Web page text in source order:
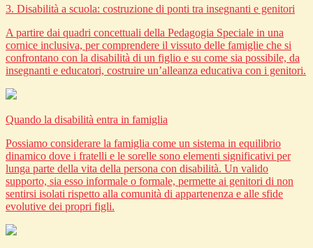
3. Disabilità a scuola: costruzione di ponti tra insegnanti e genitori
A partire dai quadri concettuali della Pedagogia Speciale in una
cornice inclusiva, per comprendere il vissuto delle famiglie che si
confrontano con la disabilità di un figlio e su come sia possibile, da
insegnanti e educatori, costruire un’alleanza educativa con i genitori.
Quando la disabilità entra in famiglia
Possiamo considerare la famiglia come un sistema in equilibrio
dinamico dove i fratelli e le sorelle sono elementi significativi per
lunga parte della vita della persona con disabilità. Un valido
supporto, sia esso informale o formale, permette ai genitori di non
sentirsi isolati rispetto alla comunità di appartenenza e alle sfide
evolutive dei propri figli.